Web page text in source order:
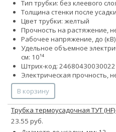
Тип трубки: без клеевого
Толщина стенки после
Цвет трубки: желтый
Прочность на растяжение,
Рабочее напряжение, до
Удельное объемное
см: 10¹⁴
Штрих-код: 24680430030022
Электрическая прочность,
В корзину
Трубка термоусадочная ТУТ
23.55 руб.